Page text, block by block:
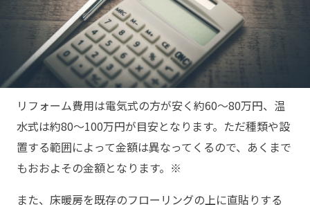
リフォーム費用は電気式の方が安く約60～80万円、温
水式は約80～100万円が目安となります。ただ種類や設
置する範囲によって金額は異なってくるので、あくまで
もおおよその金額となります。※
また、床暖房を既存のフローリングの上に直貼りする